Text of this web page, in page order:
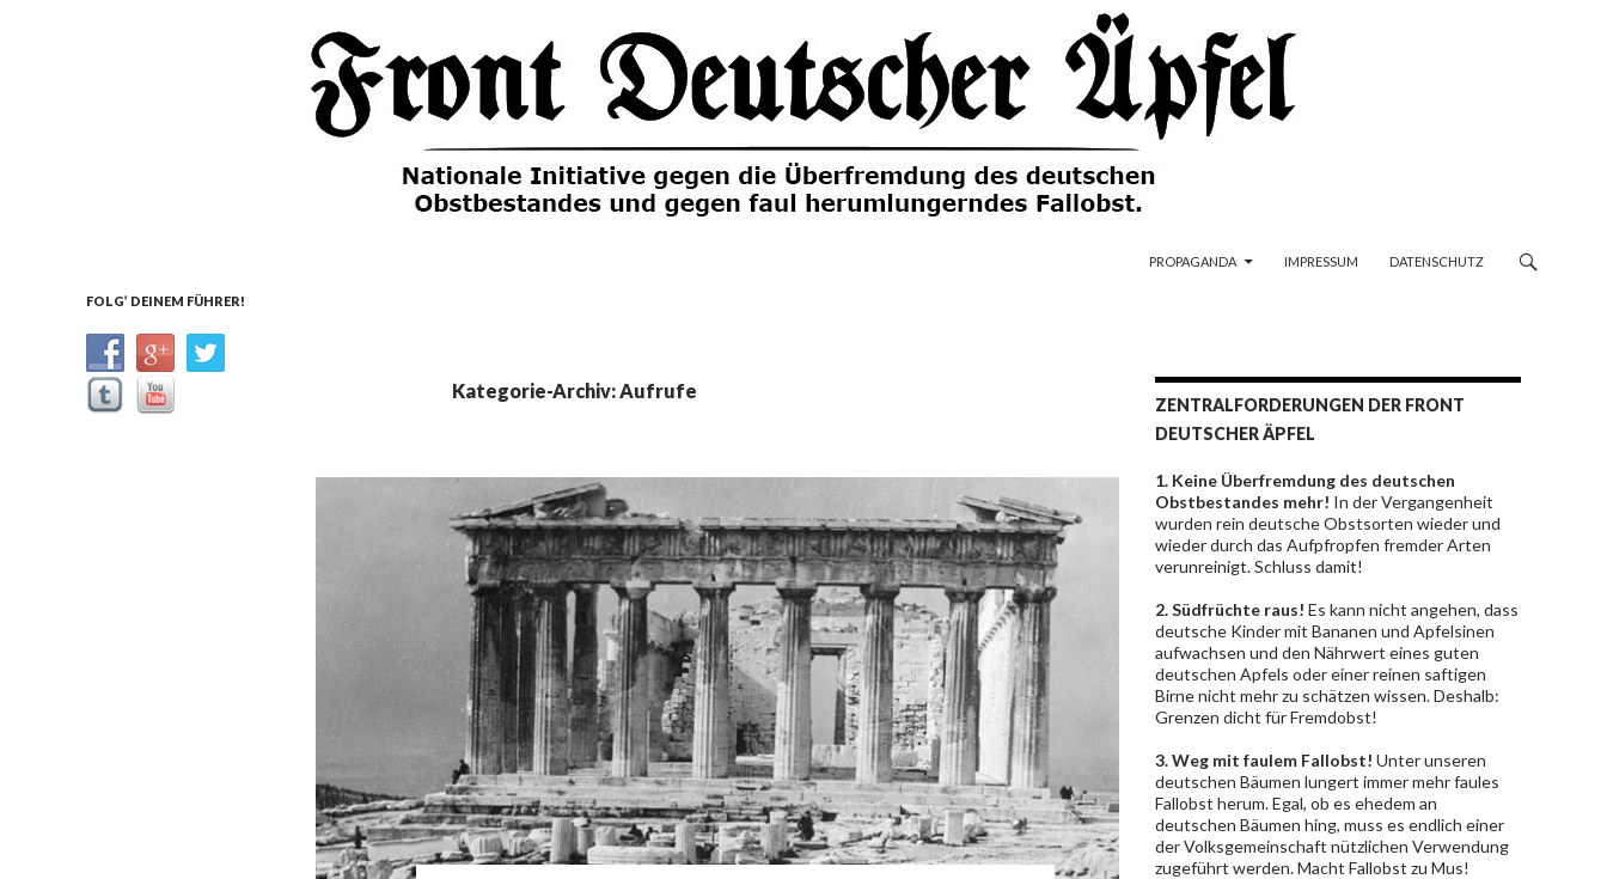
PROPAGANDA
IMPRESSUM DATENSCHUTZ
Kategorie-Archiv: Aufrufe
ZENTRALFORDERUNGEN DER FRONT
DEUTSCHER ÄPFEL
1. Keine Überfremdung des deutschen
Obstbestandes mehr! In der Vergangenheit
wurden rein deutsche Obstsorten wieder und
wieder durch das Aufpfropfen fremder Arten
verunreinigt. Schluss damit!
2. Südfrüchte raus! Es kann nicht angehen, dass
deutsche Kinder mit Bananen und Apfelsinen
aufwachsen und den Nährwert eines guten
deutschen Apfels oder einer reinen saftigen
Birne nicht mehr zu schätzen wissen. Deshalb:
Grenzen dicht für Fremdobst!
3. Weg mit faulem Fallobst! Unter unseren
deutschen Bäumen lungert immer mehr faules
Fallobst herum. Egal, ob es ehedem an
deutschen Bäumen hing, muss es endlich einer
der Volksgemeinschaft nützlichen Verwendung
zugeführt werden. Macht Fallobst zu Mus!
Nachrichten aus dem
FOLG’ DEINEM FÜHRER!